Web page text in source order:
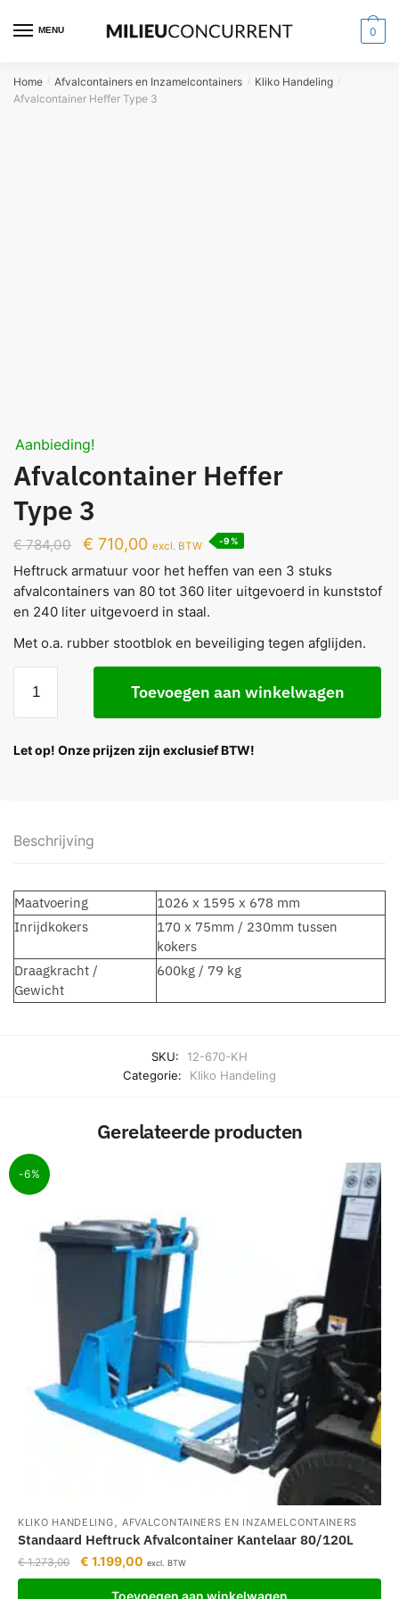
MENU 0
Home / Afvalcontainers en Inzamelcontainers / Kliko Handeling /
Afvalcontainer Heffer Type 3
Aanbieding!
Afvalcontainer Heffer
Type 3
€784,00 € 710,00 excl. BTW -9%
Heftruck armatuur voor het heffen van een 3 stuks
afvalcontainers van 80 tot 360 liter uitgevoerd in kunststof
en 240 liter uitgevoerd in staal.
Met o.a. rubber stootblok en beveiliging tegen afglijden.
Toevoegen aan winkelwagen
Let op! Onze prijzen zijn exclusief BTW!
Beschrijving
Maatvoering
1026 x 1595 x 678 mm
Inrijdkokers
170 x 75mm / 230mm tussen
kokers
Draagkracht /
Gewicht
600kg / 79 kg
SKU:
12-670-KH
Categorie:
Kliko Handeling
Gerelateerde producten
-6%
KLIKO HANDELING , AFVALCONTAINERS EN INZAMELCONTAINERS
Standaard Heftruck Afvalcontainer Kantelaar 80/120L
€1.273,00 € 1.199,00 excl. BTW